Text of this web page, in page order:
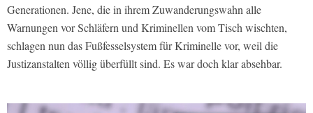
Generationen. Jene, die in ihrem Zuwanderungswahn alle
Warnungen vor Schläfern und Kriminellen vom Tisch wischten,
schlagen nun das Fußfesselsystem für Kriminelle vor, weil die
Justizanstalten völlig überfüllt sind. Es war doch klar absehbar.